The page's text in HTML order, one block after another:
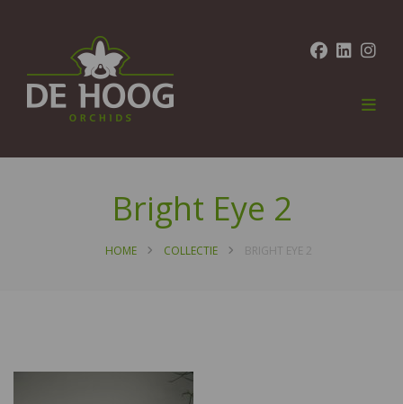
Bright Eye 2
HOME COLLECTIE BRIGHT EYE 2